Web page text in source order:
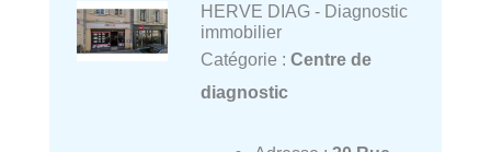
HERVE DIAG - Diagnostic
immobilier
Catégorie : Centre de
diagnostic